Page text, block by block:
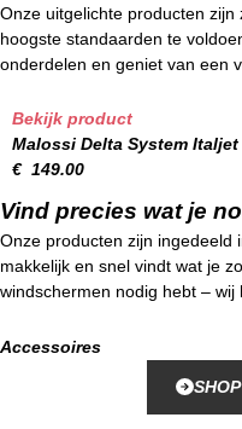
Onze uitgelichte producten
hoogste standaarden te
onderdelen en geniet van een
Bekijk product
Malossi Delta System Italjet
€ 149.00
Vind precies wat je
Onze producten zijn ingedeeld
makkelijk en snel vindt wat je
windschermen nodig hebt – wij
Accessoires